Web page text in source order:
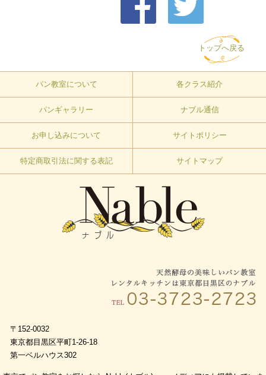
トップへ戻る
パン教室について 各クラス紹介
パンギャラリー ナブル通信
お申し込みについて サイトポリシー
特定商取引法に関する表記 サイトマップ
〒152-0032
東京都目黒区平町1-26-18
第一ベルハウス302